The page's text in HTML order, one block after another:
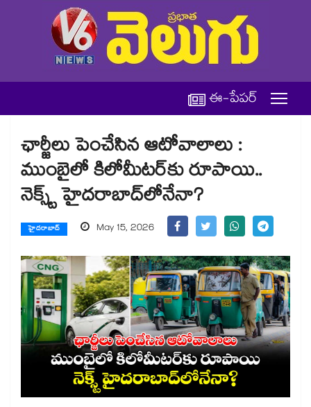
ఈ-పేపర్
ఛార్జీలు పెంచేసిన ఆటోవాలాలు :
ముంబైలో కిలోమీటర్‌కు రూపాయి..
నెక్స్ట్ హైదరాబాద్‌లోనేనా?
హైదరాబాద్ May 15, 2026